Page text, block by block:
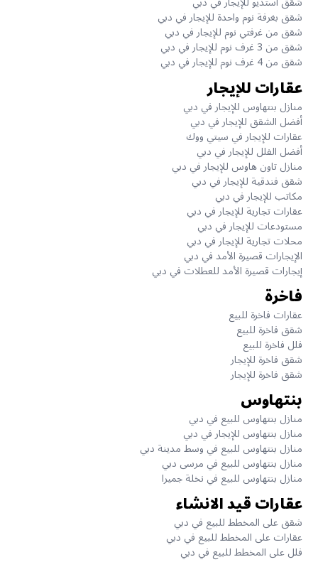
شقق بغرفة نوم واحدة للإيجار في دبي
شقق من غرفتي نوم للإيجار في دبي
شقق من 3 غرف نوم للإيجار في دبي
شقق من 4 غرف نوم للإيجار في دبي
عقارات للإيجار
منازل بنتهاوس للإيجار في دبي
أفضل الشقق للإيجار في دبي
عقارات للإيجار في سيتي ووك
أفضل الفلل للإيجار في دبي
منازل تاون هاوس للإيجار في دبي
شقق فندقية للإيجار في دبي
مكاتب للإيجار في دبي
عقارات تجارية للإيجار في دبي
مستودعات للإيجار في دبي
محلات تجارية للإيجار في دبي
الإيجارات قصيرة الأمد في دبي
إيجارات قصيرة الأمد للعطلات في دبي
فاخرة
عقارات فاخرة للبيع
شقق فاخرة للبيع
فلل فاخرة للبيع
شقق فاخرة للإيجار
شقق فاخرة للإيجار
بنتهاوس
منازل بنتهاوس للبيع في دبي
منازل بنتهاوس للإيجار في دبي
منازل بنتهاوس للبيع في وسط مدينة دبي
منازل بنتهاوس للبيع في مرسى دبي
منازل بنتهاوس للبيع في نخلة جميرا
عقارات قيد الانشاء
شقق على المخطط للبيع في دبي
عقارات على المخطط للبيع في دبي
فلل على المخطط للبيع في دبي